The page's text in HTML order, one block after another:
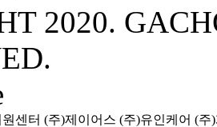
2020.
센터 (주)제이어스 (주)유인케어 (주